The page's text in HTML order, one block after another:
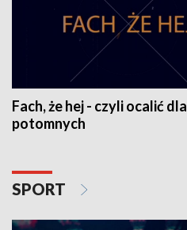
Fach, że hej - czyli ocalić dla
potomnych
SPORT